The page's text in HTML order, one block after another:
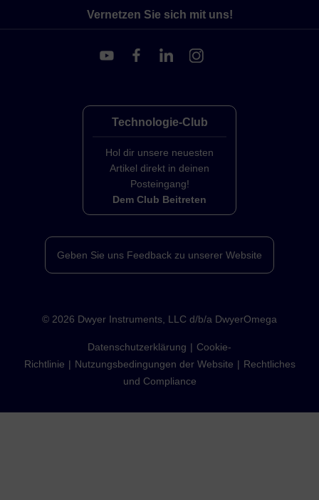
Vernetzen Sie sich mit uns!
Technologie-Club
Hol dir unsere neuesten
Artikel direkt in deinen
Posteingang!
Dem Club Beitreten
Geben Sie uns Feedback zu unserer Website
© 2026 Dwyer Instruments, LLC d/b/a DwyerOmega
Datenschutzerklärung
Cookie-
Richtlinie
Nutzungsbedingungen der Website
Rechtliches
und Compliance